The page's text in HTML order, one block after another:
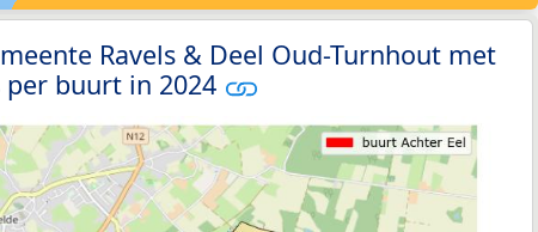
Ravels & Deel Oud-Turnhout met
buurt in 2024